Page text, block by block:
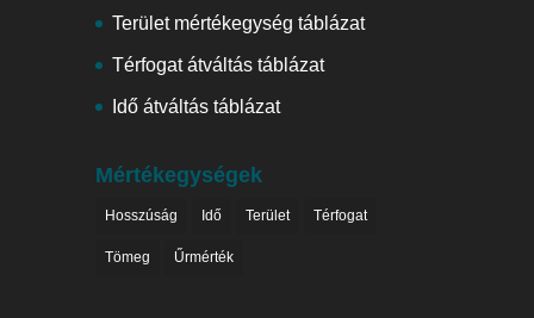
Terület mértékegység táblázat
Térfogat átváltás táblázat
Idő átváltás táblázat
Mértékegységek
Hosszúság Idő Terület Térfogat
Tömeg Űrmérték